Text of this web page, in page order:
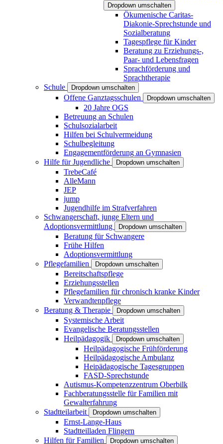
Dropdown umschalten
Ökumenische Caritas-
Diakonie-Sprechstunde und
Sozialberatung
Tagespflege für Kinder
Beratung zu Erziehungs-,
Paar- und Lebensfragen
Sprachförderung und
Sprachtherapie
Schule
Dropdown umschalten
Offene Ganztagsschulen Dropdown umschalten
20 Jahre OGS
Betreuung an Schulen
Schulsozialarbeit
Hilfen bei Schulvermeidung
Schulbegleitung
Engagementförderung an Gymnasien
Hilfe für Jugendliche
Dropdown umschalten
TrebeCafé
AlleMann
JEP
jump
Jugendhilfe im Strafverfahren
Schwangerschaft, junge Eltern und
Adoptionsvermittlung
Dropdown umschalten
Beratung für Schwangere
Frühe Hilfen
Adoptionsvermittlung
Pflegefamilien
Dropdown umschalten
Bereitschaftspflege
Erziehungsstellen
Pflegefamilien für chronisch kranke Kinder
Verwandtenpflege
Beratung & Therapie
Dropdown umschalten
Systemische Arbeit
Evangelische Beratungsstellen
Heilpädagogik
Dropdown umschalten
Heilpädagogische Frühförderung
Heilpädagogische Ambulanz
Heipädagogische Tagesgruppen
FASD-Sprechstunde
Autismus-Kompetenzzentrum Oberbilk
Fachberatungsstelle für Familien mit
Gewalterfahrung
Stadtteilarbeit
Dropdown umschalten
Ernst-Lange-Haus
Stadtteilladen Flingern
Hilfen für Familien
Dropdown umschalten